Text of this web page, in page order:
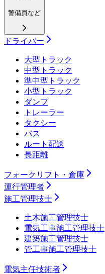
警備員など
ドライバー
大型トラック
中型トラック
準中型トラック
小型トラック
ダンプ
トレーラー
タクシー
バス
ルート配送
長距離
フォークリフト・倉庫
運行管理者
施工管理技士
土木施工管理技士
電気工事施工管理技士
建築施工管理技士
管工事施工管理技士
電気主任技術者